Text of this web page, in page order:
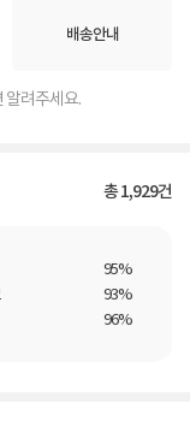
배송안내
알려주세요.
총1,929건
95%
93%
96%